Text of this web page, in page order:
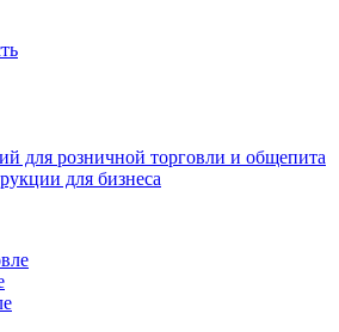
для розничной торговли и общепита
для бизнеса